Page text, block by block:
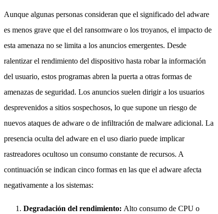
Aunque algunas personas consideran que el significado del adware
es menos grave que el del ransomware o los troyanos, el impacto de
esta amenaza no se limita a los anuncios emergentes. Desde
ralentizar el rendimiento del dispositivo hasta robar la información
del usuario, estos programas abren la puerta a otras formas de
amenazas de seguridad. Los anuncios suelen dirigir a los usuarios
desprevenidos a sitios sospechosos, lo que supone un riesgo de
nuevos ataques de adware o de infiltración de malware adicional. La
presencia oculta del adware en el uso diario puede implicar
rastreadores ocultoso un consumo constante de recursos. A
continuación se indican cinco formas en las que el adware afecta
negativamente a los sistemas:
Degradación del rendimiento: Alto consumo de CPU o